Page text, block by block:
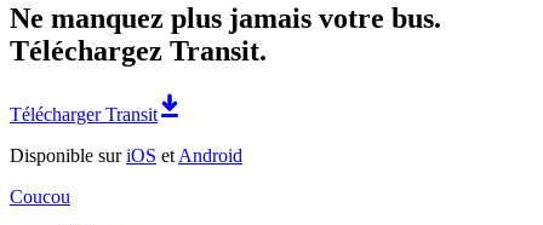
Ne manquez plus jamais votre bus.
Téléchargez Transit.
Télécharger Transit
Disponible suriOS et Android
Coucou